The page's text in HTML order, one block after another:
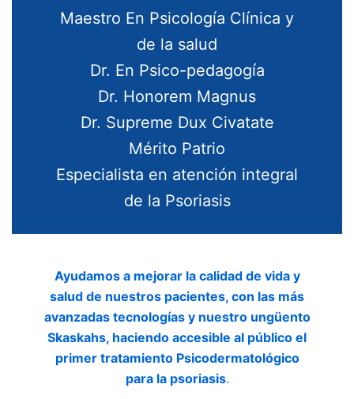
Maestro En Psicología Clínica y
de la salud
Dr. En Psico-pedagogía
Dr. Honorem Magnus
Dr. Supreme Dux Civatate
Mérito Patrio
Especialista en atención integral
de la Psoriasis
Ayudamos a mejorar la calidad de vida y
salud de nuestros pacientes, con las más
avanzadas tecnologías y nuestro ungüento
Skaskahs, haciendo accesible al público el
primer tratamiento Psicodermatológico
para la psoriasis.